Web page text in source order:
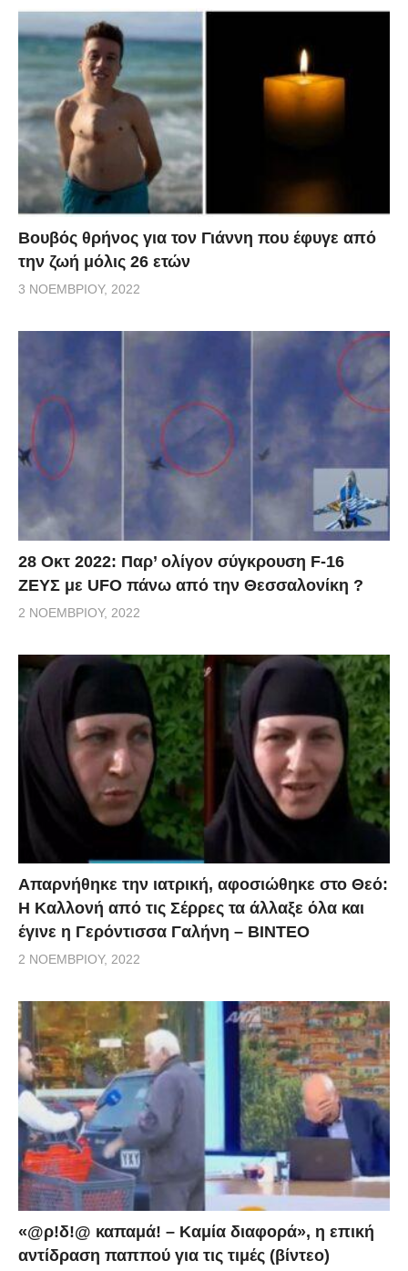
Βουβός θρήνος για τον Γιάννη που έφυγε από
την ζωή μόλις 26 ετών
3 ΝΟΕΜΒΡΊΟΥ, 2022
28 Οκτ 2022: Παρ’ ολίγον σύγκρουση F-16
ΖΕΥΣ με UFO πάνω από την Θεσσαλονίκη ?
2 ΝΟΕΜΒΡΊΟΥ, 2022
Απαρνήθηκε την ιατρική, αφοσιώθηκε στο Θεό:
Η Καλλονή από τις Σέρρες τα άλλαξε όλα και
έγινε η Γερόντισσα Γαλήνη – ΒΙΝΤΕΟ
2 ΝΟΕΜΒΡΊΟΥ, 2022
«@ρ!δ!@ καπαμά! – Καμία διαφορά», η επική
αντίδραση παππού για τις τιμές (βίντεο)